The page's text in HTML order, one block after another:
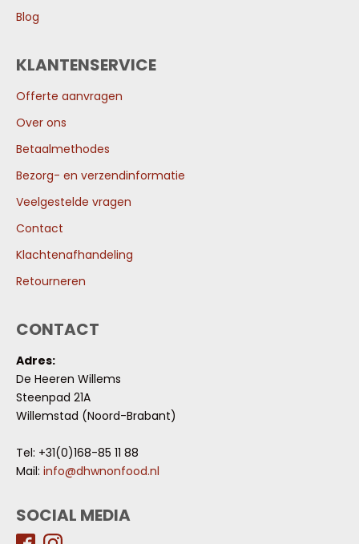
Blog
KLANTENSERVICE
Offerte aanvragen
Over ons
Betaalmethodes
Bezorg- en verzendinformatie
Veelgestelde vragen
Contact
Klachtenafhandeling
Retourneren
CONTACT
Adres:
De Heeren Willems
Steenpad 21A
Willemstad (Noord-Brabant)
Tel: +31(0)168-85 11 88
Mail: info@dhwnonfood.nl
SOCIAL MEDIA